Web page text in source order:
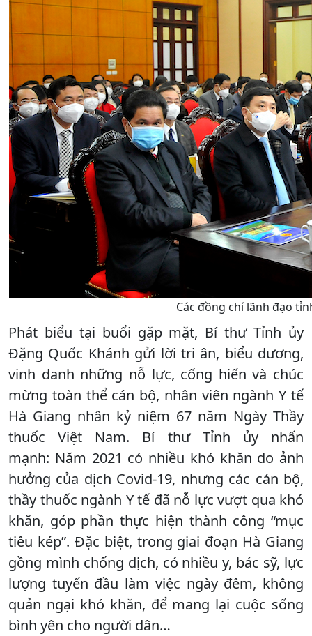
Các đồng chí lãnh đạo
Phát biểu tại buổi gặp mặt, Bí thư Tỉnh ủy
Đặng Quốc Khánh gửi lời tri ân, biểu dương,
vinh danh những nỗ lực, cống hiến và chúc
mừng toàn thể cán bộ, nhân viên ngành Y tế
Hà Giang nhân kỷ niệm 67 năm Ngày Thầy
thuốc Việt Nam. Bí thư Tỉnh ủy nhấn
mạnh: Năm 2021 có nhiều khó khăn do ảnh
hưởng của dịch Covid-19, nhưng các cán bộ,
thầy thuốc ngành Y tế đã nỗ lực vượt qua khó
khăn, góp phần thực hiện thành công “mục
tiêu kép”. Đặc biệt, trong giai đoạn Hà Giang
gồng mình chống dịch, có nhiều y, bác sỹ, lực
lượng tuyến đầu làm việc ngày đêm, không
quản ngại khó khăn, để mang lại cuộc sống
bình yên cho người dân…